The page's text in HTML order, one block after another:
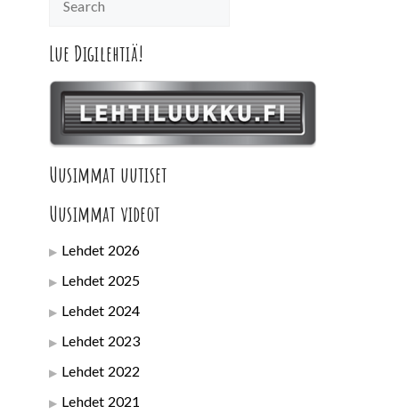
Lue Digilehtiä!
Uusimmat uutiset
Uusimmat videot
Lehdet 2026
Lehdet 2025
Lehdet 2024
Lehdet 2023
Lehdet 2022
Lehdet 2021